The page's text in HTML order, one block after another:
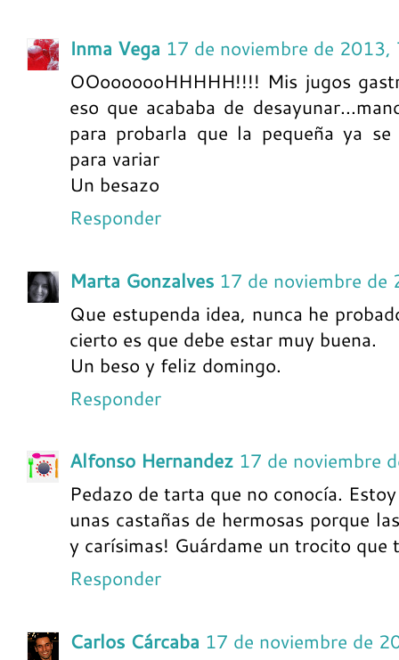
Inma Vega 17 de noviembre de 2013,
OOooooooHHHHH!!!! Mis jugos
eso que acababa de
para probarla que la pequeña ya se
para variar
Un besazo
Responder
Marta Gonzalves 17 de noviembre
Que estupenda idea, nunca he
cierto es que debe estar muy buena.
Un beso y feliz domingo.
Responder
Alfonso Hernandez 17 de noviembre
Pedazo de tarta que no conocía.
unas castañas de hermosas porque
y carísimas! Guárdame un trocito que
Responder
Carlos Cárcaba 17 de noviembre de